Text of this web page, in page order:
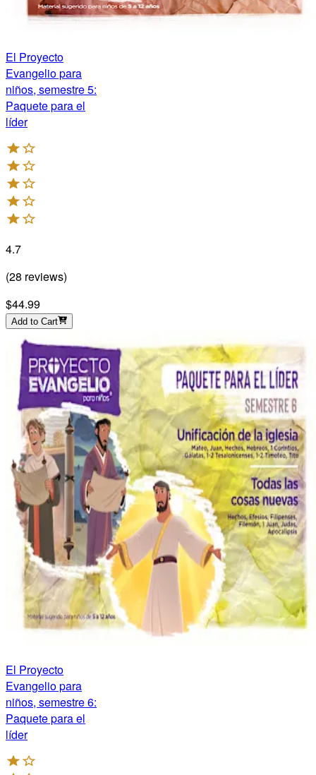
El Proyecto
Evangelio para
niños, semestre 5:
Paquete para el
líder
4.7
(28 reviews)
$44.99
Add to Cart
El Proyecto
Evangelio para
niños, semestre 6:
Paquete para el
líder